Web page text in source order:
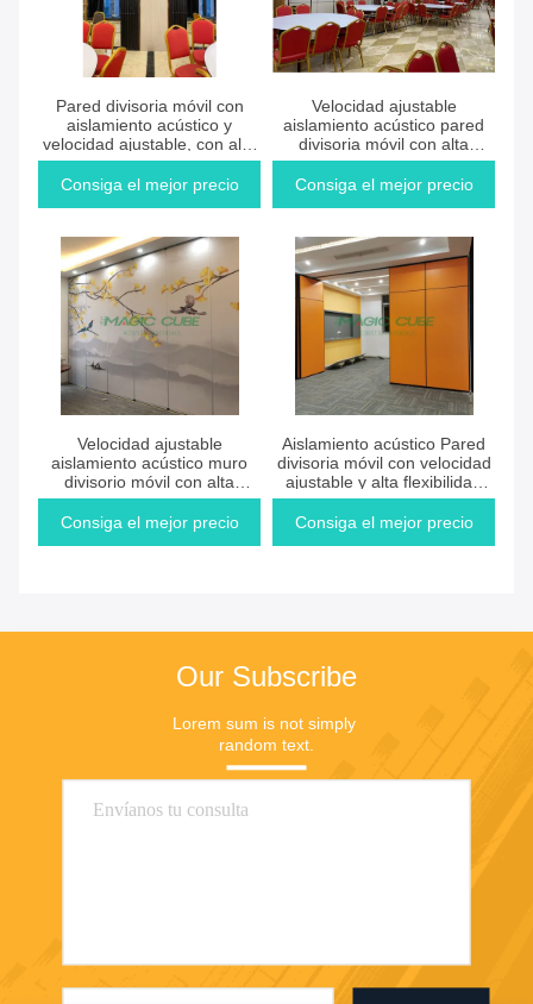
Pared divisoria móvil con
aislamiento acústico y
velocidad ajustable, con alta
flexibilidad para entornos de
planta abierta
Consiga el mejor precio
Velocidad ajustable
aislamiento acústico pared
divisoria móvil con alta
flexibilidad para la división de
espacio profesional
Consiga el mejor precio
Velocidad ajustable
aislamiento acústico muro
divisorio móvil con alta
flexibilidad para espacios
comerciales
Consiga el mejor precio
Aislamiento acústico Pared
divisoria móvil con velocidad
ajustable y alta flexibilidad
para espacios
reconfigurables
Consiga el mejor precio
Our Subscribe
Lorem sum is not simply
random text.